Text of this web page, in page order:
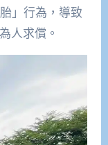
」行為，導致
人求償。